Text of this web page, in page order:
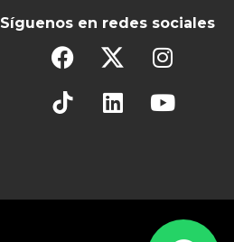
Síguenos en redes sociales